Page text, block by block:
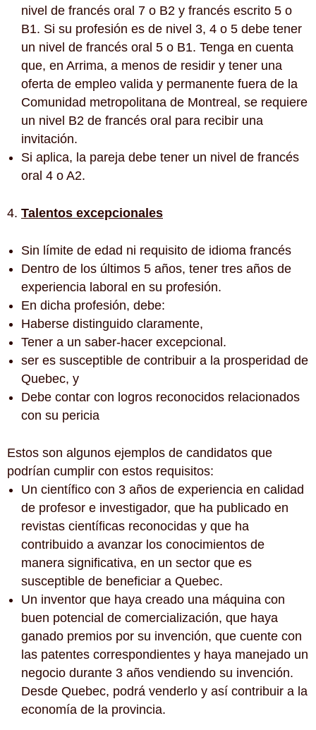
nivel de francés oral 7 o B2 y francés escrito 5 o
B1. Si su profesión es de nivel 3, 4 o 5 debe tener
un nivel de francés oral 5 o B1. Tenga en cuenta
que, en Arrima, a menos de residir y tener una
oferta de empleo valida y permanente fuera de la
Comunidad metropolitana de Montreal, se requiere
un nivel B2 de francés oral para recibir una
invitación.
Si aplica, la pareja debe tener un nivel de francés
oral 4 o A2.
Talentos excepcionales
Sin límite de edad ni requisito de idioma francés
Dentro de los últimos 5 años, tener tres años de
experiencia laboral en su profesión.
En dicha profesión, debe:
Haberse distinguido claramente,
Tener a un saber-hacer excepcional.
ser es susceptible de contribuir a la prosperidad de
Quebec, y
Debe contar con logros reconocidos relacionados
con su pericia
Estos son algunos ejemplos de candidatos que
podrían cumplir con estos requisitos:
Un científico con 3 años de experiencia en calidad
de profesor e investigador, que ha publicado en
revistas científicas reconocidas y que ha
contribuido a avanzar los conocimientos de
manera significativa, en un sector que es
susceptible de beneficiar a Quebec.
Un inventor que haya creado una máquina con
buen potencial de comercialización, que haya
ganado premios por su invención, que cuente con
las patentes correspondientes y haya manejado un
negocio durante 3 años vendiendo su invención.
Desde Quebec, podrá venderlo y así contribuir a la
economía de la provincia.